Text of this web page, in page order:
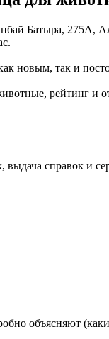
Батыра, 275А,
новым, так и
рейтинг и
выдача справок и
объясняют